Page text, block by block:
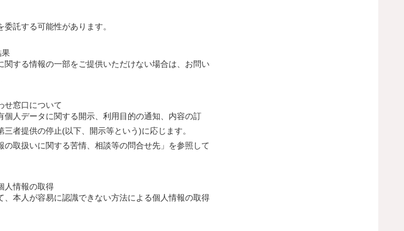
託する可能性があります。
果
する情報の一部をご提供いただけない場合は、お問い
せ窓口について
人データに関する開示、利用目的の通知、内容の訂
者提供の停止(以下、開示等という)に応じます。
取扱いに関する苦情、相談等の問合せ先」を参照して
人情報の取得
本人が容易に認識できない方法による個人情報の取得